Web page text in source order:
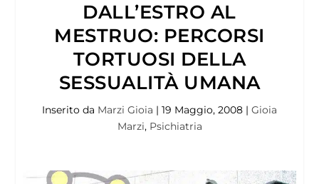
DALL’ESTRO AL
MESTRUO: PERCORSI
TORTUOSI DELLA
SESSUALITÀ UMANA
Inserito da Marzi Gioia | 19 Maggio, 2008 | Gioia
Marzi, Psichiatria